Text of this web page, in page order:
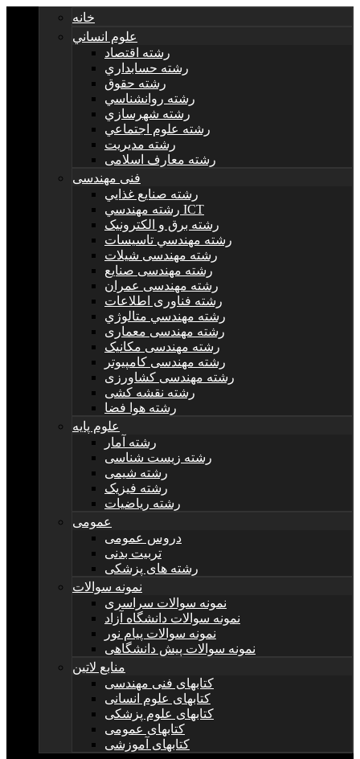
خانه
علوم انساني
رشته اقتصاد
رشته حسابداري
رشته حقوق
رشته روانشناسي
رشته شهرسازي
رشته علوم اجتماعي
رشته مديريت
رشته معارف اسلامی
فنی مهندسی
رشته صنايع غذايي
رشته مهندسي ICT
رشته برق و الکترونيک
رشته مهندسي تاسيسات
رشته مهندسی شیلات
رشته مهندسی صنایع
رشته مهندسی عمران
رشته فناوری اطلاعات
رشته مهندسي متالوژي
رشته مهندسی معماری
رشته مهندسی مکانیک
رشته مهندسی کامپیوتر
رشته مهندسی کشاورزی
رشته نقشه کشی
رشته هوا فضا
علوم پایه
رشته آمار
رشته زیست شناسی
رشته شیمی
رشته فیزیک
رشته ریاضیات
عمومی
دروس عمومی
تربیت بدنی
رشته های پزشکی
نمونه سوالات
نمونه سوالات سراسری
نمونه سوالات دانشگاه آزاد
نمونه سوالات پیام نور
نمونه سوالات پیش دانشگاهی
منابع لاتین
کتابهای فنی مهندسی
کتابهای علوم انسانی
کتابهای علوم پزشکی
کتابهای عمومی
کتابهای آموزشی